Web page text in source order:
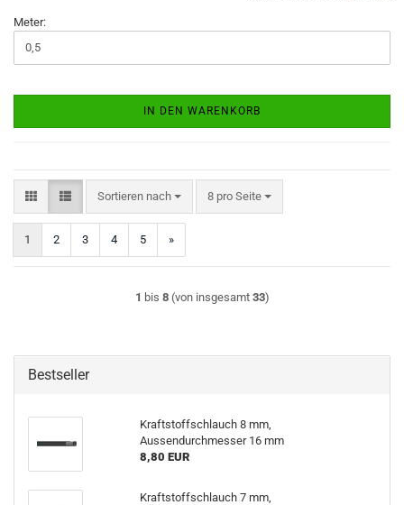
Meter:
IN DEN WARENKORB
Sortieren nach
Sortieren nach 8 pro Seite
pro Seite
1 2 3 4 5 »
1 bis 8(von insgesamt 33)
Bestseller
Kraftstoffschlauch 8 mm,
Aussendurchmesser 16 mm
8,80 EUR
Kraftstoffschlauch 7 mm,